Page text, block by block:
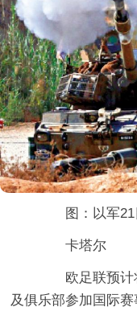
图：以军21
卡塔尔
欧足联预计
及俱乐部参加国际